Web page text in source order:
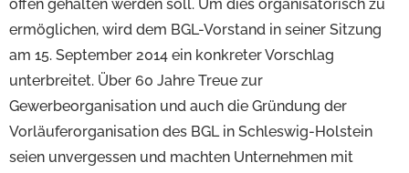
offen gehalten werden soll. Um dies organisatorisch zu
ermöglichen, wird dem BGL-Vorstand in seiner Sitzung
am 15. September 2014 ein konkreter Vorschlag
unterbreitet. Über 60 Jahre Treue zur
Gewerbeorganisation und auch die Gründung der
Vorläuferorganisation des BGL in Schleswig-Holstein
seien unvergessen und machten Unternehmen mit